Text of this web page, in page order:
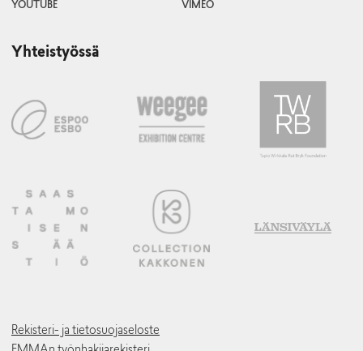
YOUTUBE
VIMEO
Yhteistyössä
Rekisteri- ja tietosuojaseloste